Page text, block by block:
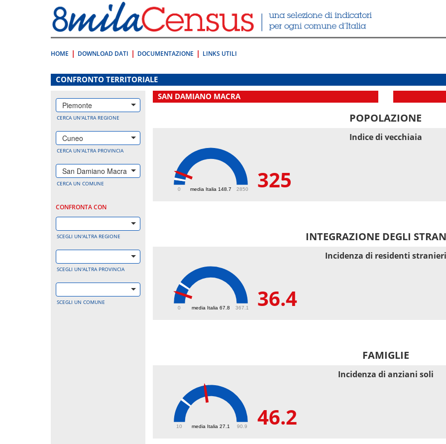
direttamente
a:
Contenuto
HOME DOWNLOAD DATI DOCUMENTAZIONE LINKS UTILI
.
CONFRONTO TERRITORIALE
Piemonte
CERCA UN'ALTRA REGIONE
Cuneo
CERCA UN'ALTRA PROVINCIA
San Damiano Macra
CERCA UN COMUNE
CONFRONTA CON
SCEGLI UN'ALTRA REGIONE
SCEGLI UN'ALTRA PROVINCIA
SCEGLI UN COMUNE
SAN DAMIANO MACRA
POPOLAZIONE
media Italia 148.7
0 2850 325
Indice di vecchiaia
INTEGRAZIONE DEGLI
media Italia 67.8
0 367.1 36.4
Incidenza di residenti stranieri
FAMIGLIE
media Italia 27.1
10 90.9 46.2
Incidenza di anziani soli